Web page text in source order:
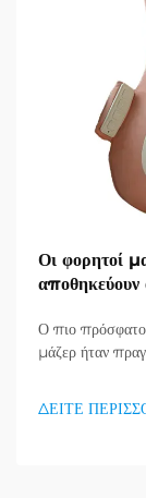
Οι φορητοί
αποθηκεύουν
Ο πιο πρόσφατος
μάζερ ήταν
διανομείς το
ΔΕΙΤΕ